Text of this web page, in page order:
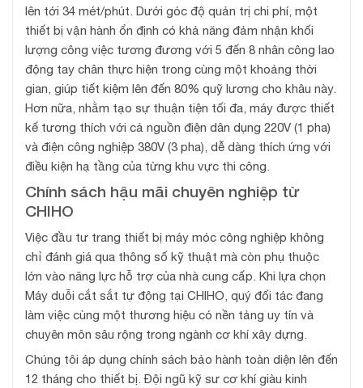
lên tới 34 mét/phút. Dưới góc độ quản trị chi phí, một
thiết bị vận hành ổn định có khả năng đảm nhận khối
lượng công việc tương đương với 5 đến 8 nhân công lao
động tay chân thực hiện trong cùng một khoảng thời
gian, giúp tiết kiệm lên đến 80% quỹ lương cho khâu này.
Hơn nữa, nhằm tạo sự thuận tiện tối đa, máy được thiết
kế tương thích với cả nguồn điện dân dụng 220V (1 pha)
và điện công nghiệp 380V (3 pha), dễ dàng thích ứng với
điều kiện hạ tầng của từng khu vực thi công.
Chính sách hậu mãi chuyên nghiệp từ
CHIHO
Việc đầu tư trang thiết bị máy móc công nghiệp không
chỉ đánh giá qua thông số kỹ thuật mà còn phụ thuộc
lớn vào năng lực hỗ trợ của nhà cung cấp. Khi lựa chọn
Máy duỗi cắt sắt tự động tại CHIHO, quý đối tác đang
làm việc cùng một thương hiệu có nền tảng uy tín và
chuyên môn sâu rộng trong ngành cơ khí xây dựng.
Chúng tôi áp dụng chính sách bảo hành toàn diện lên đến
12 tháng cho thiết bị. Đội ngũ kỹ sư cơ khí giàu kinh